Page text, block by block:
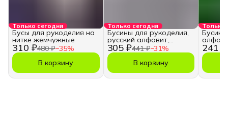
Только сегодня
310 ₽480 ₽−35%
Бусы для рукоделия на
нитке жемчужные
В корзину
Только сегодня
305 ₽441 ₽−31%
Бусины для рукоделия,
русский алфавит,
кубики
В корзину
Только
241 ₽